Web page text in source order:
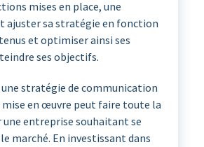
mises en place, une
ajuster sa stratégie en fonction
et optimiser ainsi ses
ses objectifs.
stratégie de communication
mise en œuvre peut faire toute la
une entreprise souhaitant se
marché. En investissant dans